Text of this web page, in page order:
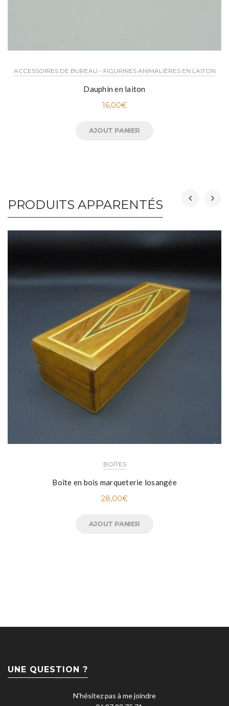
ACCESSOIRES DE BUREAU - FIGURINES ANIMALIÈRES EN LAITON
Dauphin en laiton
16,00€
AJOUT PANIER
PRODUITS APPARENTÉS
BOÎTES
Boîte en bois marqueterie losangée
28,00€
AJOUT PANIER
UNE QUESTION ?
N'hésitez pas à me joindre